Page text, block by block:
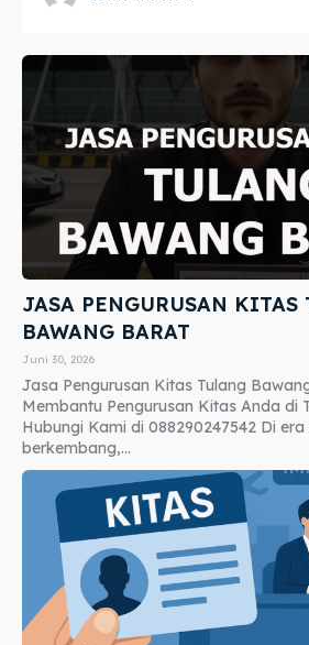
JASA PENGURUSAN KITAS
BAWANG BARAT
Juni 30, 2026
Jasa Pengurusan Kitas Tulang
Membantu Pengurusan Kitas Anda di
Hubungi Kami di 088290247542 Di
berkembang,...